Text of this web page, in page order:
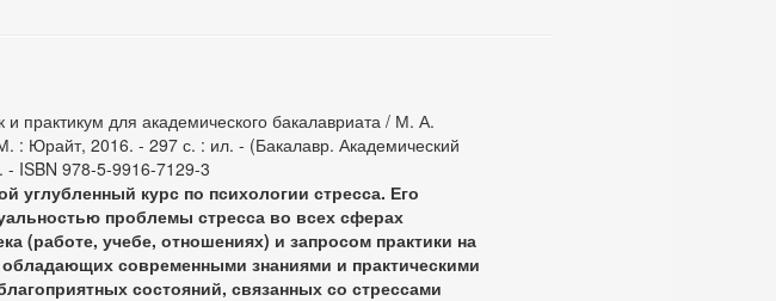
и практикум для академического бакалавриата / М. А.
: Юрайт, 2016. - 297 с. : ил. - (Бакалавр. Академический
- ISBN 978-5-9916-7129-3
углубленный курс по психологии стресса. Его
проблемы стресса во всех сферах
(работе, учебе, отношениях) и запросом практики на
обладающих современными знаниями и практическими
состояний, связанных со стрессами